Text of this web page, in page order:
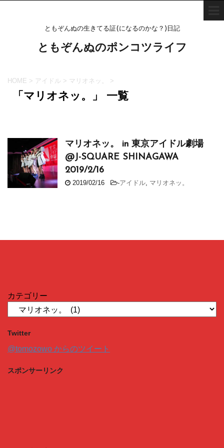
ともぞんぬの生きてる証(になるのかな？)日記
ともぞんぬのポンコツライフ
HOME > アイドル > マリオネッ。 >
「マリオネッ。」 一覧
マリオネッ。 in 東京アイドル劇場
@J-SQUARE SHINAGAWA
2019/2/16
2019/02/16 -アイドル, マリオネッ。
カテゴリー
Twitter
@tomozowo からのツイート
スポンサーリンク